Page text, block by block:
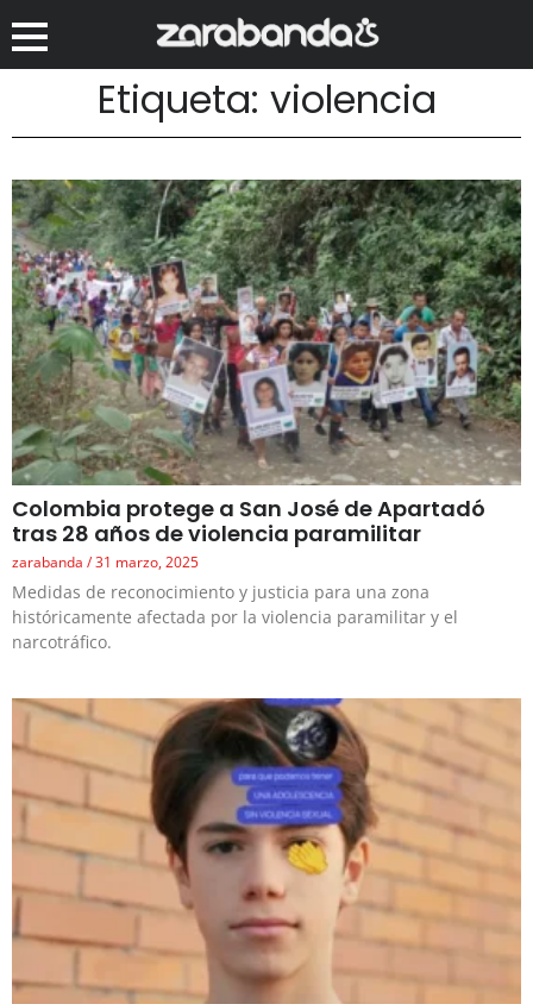
Etiqueta: violencia
Colombia protege a San José de Apartadó
tras 28 años de violencia paramilitar
zarabanda 31 marzo, 2025
Medidas de reconocimiento y justicia para una zona
históricamente afectada por la violencia paramilitar y el
narcotráfico.